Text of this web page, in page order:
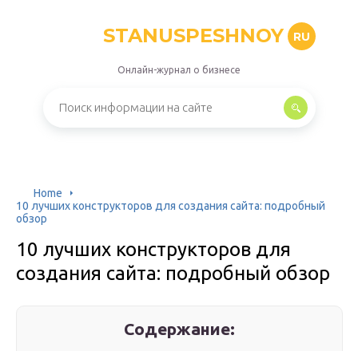
STANUSPESHNOY RU
Онлайн-журнал о бизнесе
Home
10 лучших конструкторов для создания сайта: подробный
обзор
10 лучших конструкторов для
создания сайта: подробный обзор
Содержание: